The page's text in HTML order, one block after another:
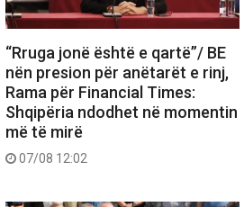
“Rruga jonë është e qartë”/ BE
nën presion për anëtarët e rinj,
Rama për Financial Times:
Shqipëria ndodhet në momentin
më të mirë
07/08 12:02